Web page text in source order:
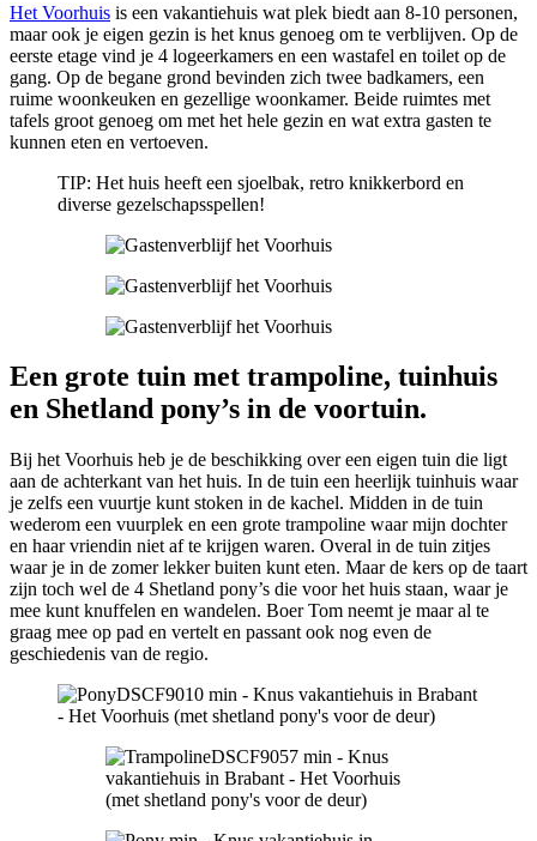
Het Voorhuis is een vakantiehuis wat plek biedt aan 8-10 personen,
maar ook je eigen gezin is het knus genoeg om te verblijven. Op de
eerste etage vind je 4 logeerkamers en een wastafel en toilet op de
gang. Op de begane grond bevinden zich twee badkamers, een
ruime woonkeuken en gezellige woonkamer. Beide ruimtes met
tafels groot genoeg om met het hele gezin en wat extra gasten te
kunnen eten en vertoeven.
TIP: Het huis heeft een sjoelbak, retro knikkerbord en
diverse gezelschapsspellen!
Een grote tuin met trampoline, tuinhuis
en Shetland pony’s in de voortuin.
Bij het Voorhuis heb je de beschikking over een eigen tuin die ligt
aan de achterkant van het huis. In de tuin een heerlijk tuinhuis waar
je zelfs een vuurtje kunt stoken in de kachel. Midden in de tuin
wederom een vuurplek en een grote trampoline waar mijn dochter
en haar vriendin niet af te krijgen waren. Overal in de tuin zitjes
waar je in de zomer lekker buiten kunt eten. Maar de kers op de taart
zijn toch wel de 4 Shetland pony’s die voor het huis staan, waar je
mee kunt knuffelen en wandelen. Boer Tom neemt je maar al te
graag mee op pad en vertelt en passant ook nog even de
geschiedenis van de regio.